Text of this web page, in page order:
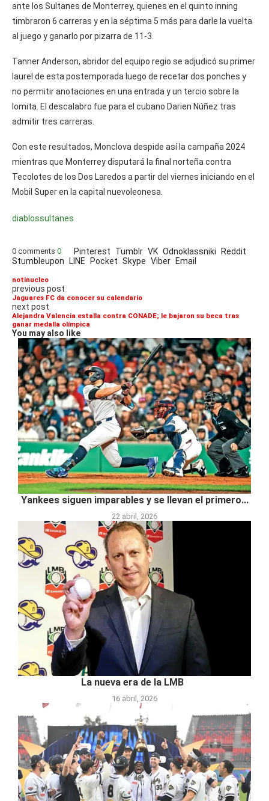
ante los Sultanes de Monterrey, quienes en el quinto inning
timbraron 6 carreras y en la séptima 5 más para darle la vuelta
al juego y ganarlo por pizarra de 11-3.
Tanner Anderson, abridor del equipo regio se adjudicó su primer
laurel de esta postemporada luego de recetar dos ponches y
no permitir anotaciones en una entrada y un tercio sobre la
lomita. El descalabro fue para el cubano Darien Núñez tras
admitir tres carreras.
Con este resultados, Monclova despide así la campaña 2024
mientras que Monterrey disputará la final norteña contra
Tecolotes de los Dos Laredos a partir del viernes iniciando en el
Mobil Super en la capital nuevoleonesa.
diablossultanes
0 comments 0 Pinterest Tumblr VK Odnoklassniki
Reddit
Stumbleupon
LINE Pocket Skype Viber Email
notinucleo
previous post
Jaguares FC da conocer su calendario
next post
Alejandra Valencia estalla contra CONADE; le bajaron su beca tras
ganar medalla olímpica
You may also like
Yankees siguen imparables y se llevan el primero...
22 abril, 2026
La nueva era de la LMB
16 abril, 2026